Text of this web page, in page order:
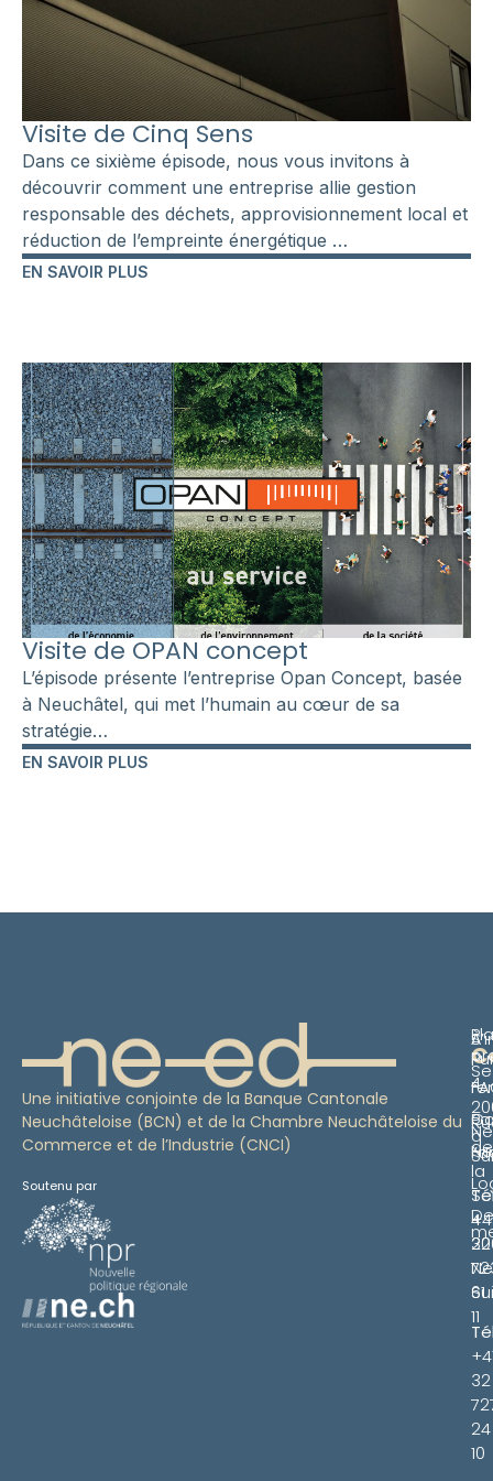
Visite de Cinq Sens
Dans ce sixième épisode, nous vous invitons à
découvrir comment une entreprise allie gestion
responsable des déchets, approvisionnement local et
réduction de l’empreinte énergétique …
EN SAVOIR PLUS
Visite de OPAN concept
L’épisode présente l’entreprise Opan Concept, basée
à Neuchâtel, qui met l’humain au cœur de sa
stratégie…
EN SAVOIR PLUS
Une initiative conjointe de la Banque Cantonale
Neuchâteloise (BCN) et de la Chambre Neuchâteloise du
Commerce et de l’Industrie (CNCI)
Soutenu par
de
la
4
32
24
10
4
32
61
11
Se
à
À